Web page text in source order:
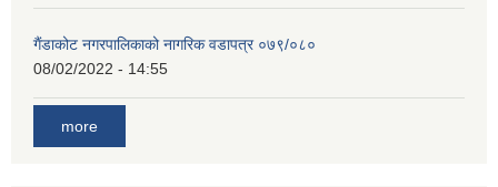
गैंडाकोट नगरपालिकाको नागरिक वडापत्र ०७९/०८०
08/02/2022 - 14:55
more